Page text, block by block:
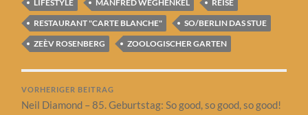
LIFESTYLE
MANFRED WEGHENKEL
REISE
RESTAURANT "CARTE BLANCHE"
SO/BERLIN DAS STUE
ZEÈV ROSENBERG
ZOOLOGISCHER GARTEN
VORHERIGER BEITRAG
Neil Diamond – 85. Geburtstag: So good, so good, so good!